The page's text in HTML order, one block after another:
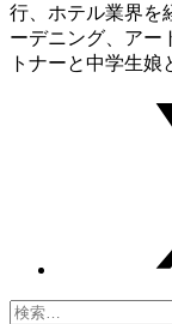
行、ホテル業界を
ーデニング、アー
トナーと中学生娘
検